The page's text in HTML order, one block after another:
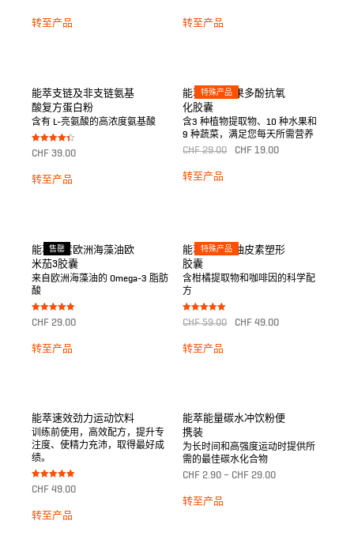
转至产品 转至产品
能萃支链及非支链氨基
酸复方蛋白粉
含有 L-亮氨酸的高浓度氨基酸
Bewertet
mit
von 5
CHF 39.00
转至产品
特殊产品
能萃绿色蔬果多酚抗氧
化胶囊
含3 种植物提取物、10 种水果和
9 种蔬菜，满足您每天所需营养
CHF29.00 CHF 19.00
转至产品
售罄
能萃纯素欧洲海藻油欧
米茄3胶囊
来自欧洲海藻油的 Omega-3 脂肪
酸
Bewertet mit
5.00
CHF 29.00
转至产品
特殊产品
能萃地中海柚皮素塑形
胶囊
含柑橘提取物和咖啡因的科学配
方
Bewertet mit
5.00
CHF59.00 CHF 49.00
转至产品
能萃速效劲力运动饮料
训练前使用，高效配方，提升专
注度、使精力充沛，取得最好成
绩。
Bewertet mit
5.00
CHF 49.00
转至产品
能萃能量碳水冲饮粉便
携装
为长时间和高强度运动时提供所
需的最佳碳水化合物
CHF 2.90 – CHF 29.00
转至产品